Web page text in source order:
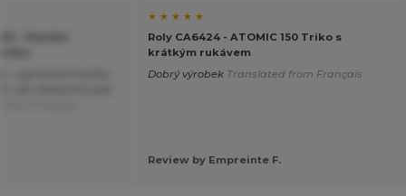
★ ★ ★ ★ ★
Roly CA6424 - ATOMIC 150 Triko s
krátkým rukávem
Dobrý výrobek Translated from Français
Review by Empreinte F.